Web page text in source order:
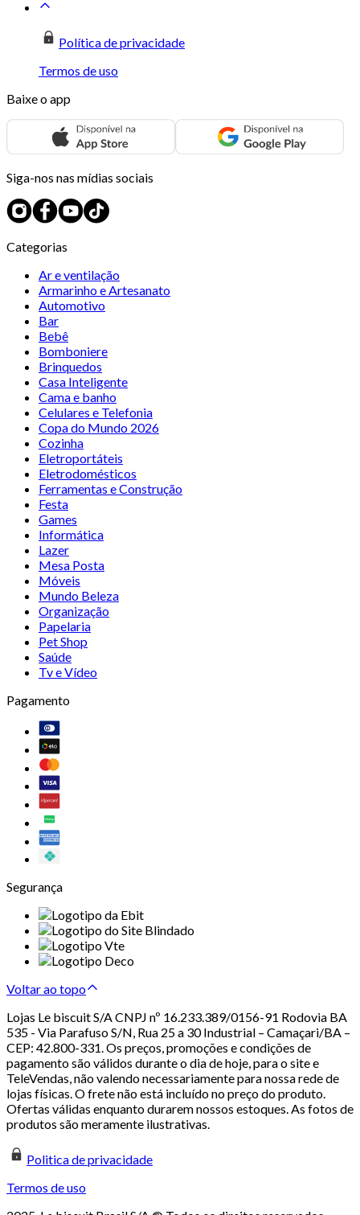
Política de privacidade
Termos de uso
Baixe o app
Siga-nos nas mídias sociais
Categorias
Ar e ventilação
Armarinho e Artesanato
Automotivo
Bar
Bebê
Bomboniere
Brinquedos
Casa Inteligente
Cama e banho
Celulares e Telefonia
Copa do Mundo 2026
Cozinha
Eletroportáteis
Eletrodomésticos
Ferramentas e Construção
Festa
Games
Informática
Lazer
Mesa Posta
Móveis
Mundo Beleza
Organização
Papelaria
Pet Shop
Saúde
Tv e Vídeo
Pagamento
Segurança
Voltar ao topo
Lojas Le biscuit S/A CNPJ nº 16.233.389/0156-91 Rodovia BA
535 - Via Parafuso S/N, Rua 25 a 30 Industrial – Camaçari/BA –
CEP: 42.800-331. Os preços, promoções e condições de
pagamento são válidos durante o dia de hoje, para o site e
TeleVendas, não valendo necessariamente para nossa rede de
lojas físicas. O frete não está incluído no preço do produto.
Ofertas válidas enquanto durarem nossos estoques. As fotos de
produtos são meramente ilustrativas.
Politica de privacidade
Termos de uso